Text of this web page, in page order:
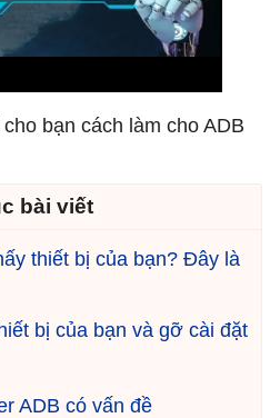
bạn cách làm cho ADB
bài viết
thiết bị của bạn? Đây là
bị của bạn và gỡ cài đặt
ADB có vấn đề